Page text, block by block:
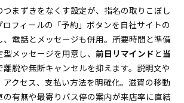
まずきをなくす設定が、指名の取りこぼし
フィールの「予約」ボタンを自社サイトの
電話とメッセージも併用。所要時間と準備
メッセージを用意し、 前日リマインドと当
離脱や無断キャンセルを抑えます。説明文や
アクセス、支払い方法を明確化。滋賀の移動
有無や最寄りバス停の案内が来店率に直結